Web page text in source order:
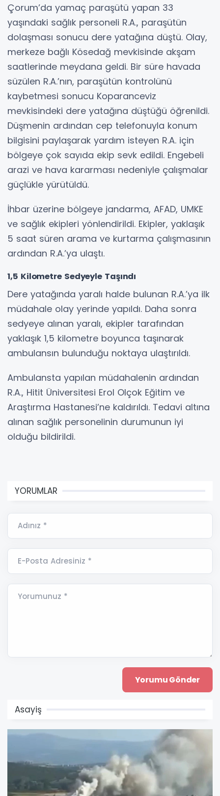
Çorum’da yamaç paraşütü yapan 33
yaşındaki sağlık personeli R.A., paraşütün
dolaşması sonucu dere yatağına düştü. Olay,
merkeze bağlı Kösedağ mevkisinde akşam
saatlerinde meydana geldi. Bir süre havada
süzülen R.A.’nın, paraşütün kontrolünü
kaybetmesi sonucu Koparanceviz
mevkisindeki dere yatağına düştüğü öğrenildi.
Düşmenin ardından cep telefonuyla konum
bilgisini paylaşarak yardım isteyen R.A. için
bölgeye çok sayıda ekip sevk edildi. Engebeli
arazi ve hava kararması nedeniyle çalışmalar
güçlükle yürütüldü.
İhbar üzerine bölgeye jandarma, AFAD, UMKE
ve sağlık ekipleri yönlendirildi. Ekipler, yaklaşık
5 saat süren arama ve kurtarma çalışmasının
ardından R.A.’ya ulaştı.
1,5 Kilometre Sedyeyle Taşındı
Dere yatağında yaralı halde bulunan R.A.’ya ilk
müdahale olay yerinde yapıldı. Daha sonra
sedyeye alınan yaralı, ekipler tarafından
yaklaşık 1,5 kilometre boyunca taşınarak
ambulansın bulunduğu noktaya ulaştırıldı.
Ambulansta yapılan müdahalenin ardından
R.A., Hitit Üniversitesi Erol Olçok Eğitim ve
Araştırma Hastanesi’ne kaldırıldı. Tedavi altına
alınan sağlık personelinin durumunun iyi
olduğu bildirildi.
YORUMLAR
Adınız *
E-Posta Adresiniz *
Yorumunuz *
Asayiş